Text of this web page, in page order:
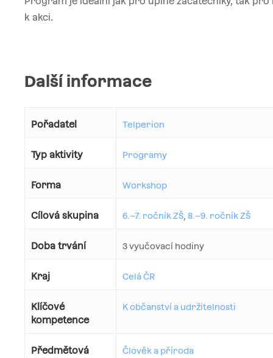
k akci.
Další informace
Pořadatel Telperion
Typ aktivity Programy
Forma Workshop
Cílová skupina 6.–7. ročník ZŠ, 8.–9. ročník ZŠ
Doba trvání 3 vyučovací hodiny
Kraj Celá ČR
Klíčové
kompetence
K občanství a udržitelnosti
Předmětová
Člověk a příroda